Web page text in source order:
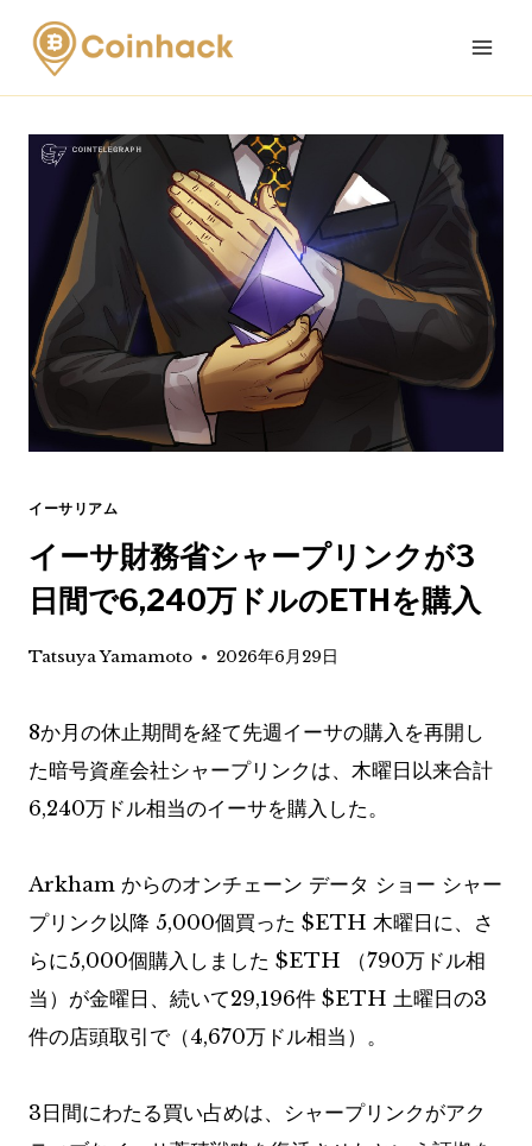
Skip
content
イーサリアム
イーサ財務省シャープリンクが3
日間で6,240万ドルのETHを購入
Tatsuya Yamamoto 2026年6月29日
8か月の休止期間を経て先週イーサの購入を再開し
た暗号資産会社シャープリンクは、木曜日以来合計
6,240万ドル相当のイーサを購入した。
Arkham からのオンチェーン データ ショー シャー
プリンク以降 5,000個買った $ETH 木曜日に、さ
らに5,000個購入しました $ETH （790万ドル相
当）が金曜日、続いて29,196件 $ETH 土曜日の3
件の店頭取引で（4,670万ドル相当）。
3日間にわたる買い占めは、シャープリンクがアク